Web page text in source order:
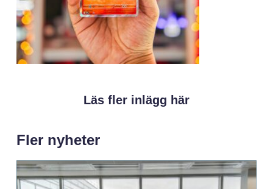
Läs fler inlägg här
Fler nyheter